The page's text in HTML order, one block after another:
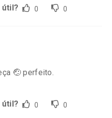
0 0
🤕 perfeito.
0 0